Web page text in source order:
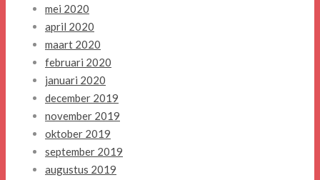
mei 2020
april 2020
maart 2020
februari 2020
januari 2020
december 2019
november 2019
oktober 2019
september 2019
augustus 2019